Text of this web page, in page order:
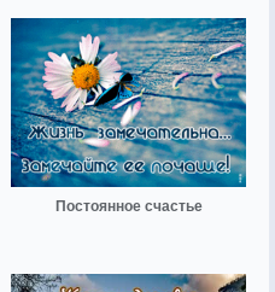
Постоянное счастье